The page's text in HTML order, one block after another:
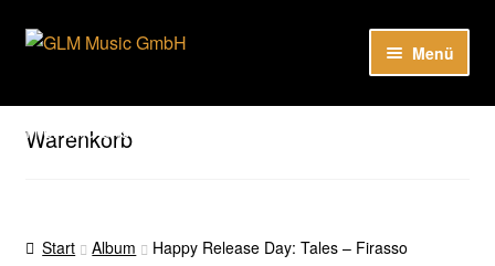
Hier sind unsere Neuigkeiten zu hören: Spotify
Zur
Zum
Menü
Unser Katalog
Warenkorb
Start Album Happy Release Day: Tales – Firasso